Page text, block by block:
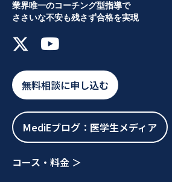
業界唯一のコーチング型指導で
ささいな不安も残さず合格を実現
無料相談に申し込む
MediEブログ：医学生メディア
コース・料金 ＞